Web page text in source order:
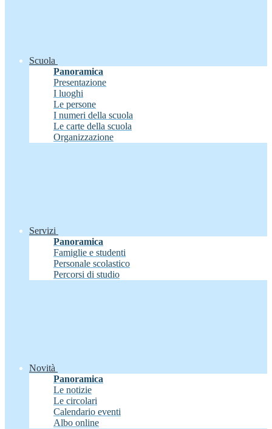
Scuola
Panoramica
Presentazione
I luoghi
Le persone
I numeri della scuola
Le carte della scuola
Organizzazione
Servizi
Panoramica
Famiglie e studenti
Personale scolastico
Percorsi di studio
Novità
Panoramica
Le notizie
Le circolari
Calendario eventi
Albo online